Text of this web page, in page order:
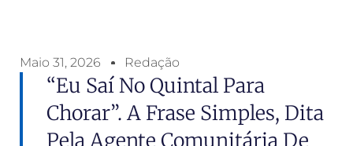
Maio 31, 2026 Redação
“Eu Saí No Quintal Para
Chorar”. A Frase Simples, Dita
Pela Agente Comunitária De